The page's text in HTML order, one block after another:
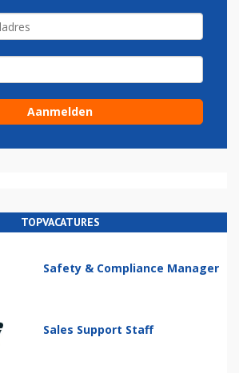
TOPVACATURES
Safety & Compliance Manager
Sales Support Staff